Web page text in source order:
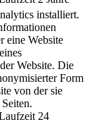
installiert.
eine Website
Website. Die
Form
von der sie
24